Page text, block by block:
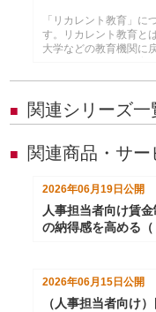
「リカレント教育」に
す。リカレント教育と
大学などの教育機関に
■ 関連シリーズ一
■ 関連商品・サー
2026年06月19日 公開
人事担当者向け賃
の納得感を高める（
2026年06月15日 公開
（人事担当者向け